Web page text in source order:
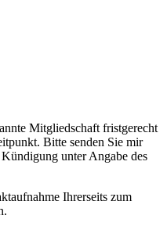
Mitgliedschaft fristgerecht
Bitte senden Sie mir
unter Angabe des
Ihrerseits zum